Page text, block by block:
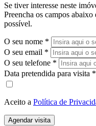
Se tiver interesse neste
Preencha os campos
possível.
O seu nome *
O seu email *
O seu telefone *
Data pretendida para visita *
Aceito a Política de
Agendar visita